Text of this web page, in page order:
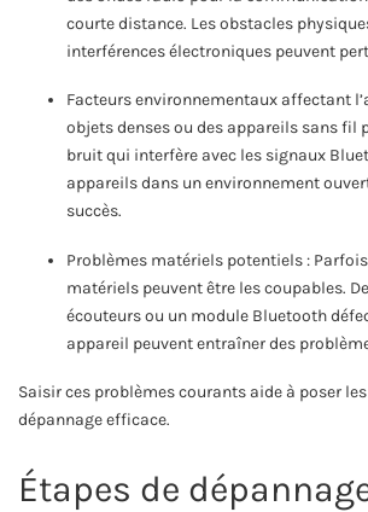
courte distance. Les obstacles
interférences électroniques peuvent
Facteurs environnementaux affectant
objets denses ou des appareils sans fil
bruit qui interfère avec les signaux
appareils dans un environnement
succès.
Problèmes matériels potentiels :
matériels peuvent être les coupables.
écouteurs ou un module Bluetooth
appareil peuvent entraîner des
Saisir ces problèmes courants aide à poser les
dépannage efficace.
Étapes de